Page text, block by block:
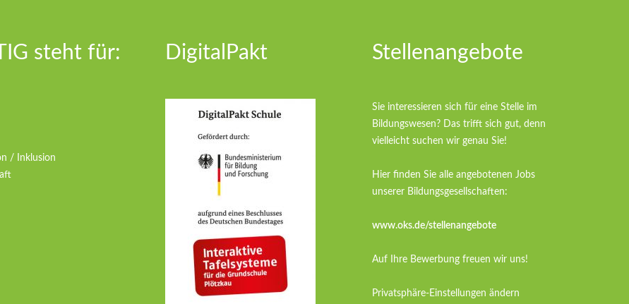
steht für:
/ Inklusion
DigitalPakt Stellenangebote
Sie interessieren sich für eine Stelle im
Bildungswesen? Das trifft sich gut, denn
vielleicht suchen wir genau Sie!
Hier finden Sie alle angebotenen Jobs
unserer Bildungsgesellschaften:
www.oks.de/stellenangebote
Auf Ihre Bewerbung freuen wir uns!
Privatsphäre-Einstellungen ändern